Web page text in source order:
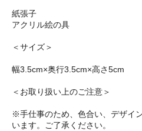
紙張子
アクリル絵の具
＜サイズ＞
幅3.5cm×奥行3.5cm×高さ5cm
＜お取り扱い上のご注意＞
※手仕事のため、色合い、デザイ
います。ご了承ください。